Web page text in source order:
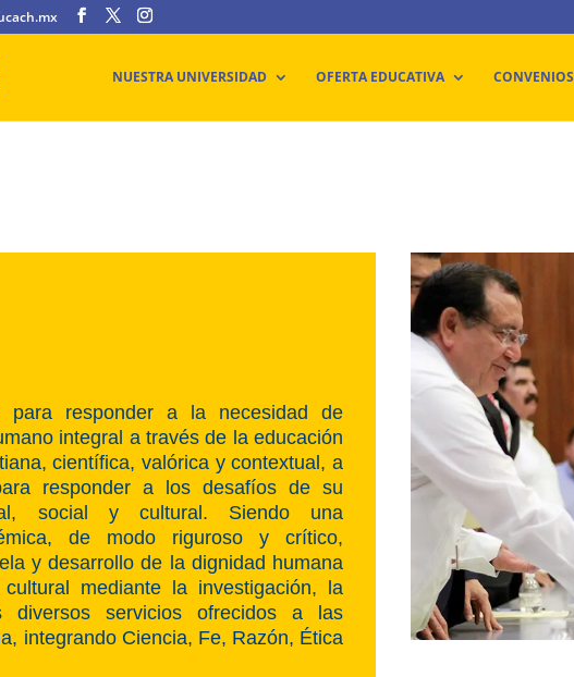
NUESTRA UNIVERSIDAD OFERTA EDUCATIVA CONVENIOS
para responder a la necesidad de
integral a través de la educación
científica, valórica y contextual, a
responder a los desafíos de su
social y cultural. Siendo una
de modo riguroso y crítico,
y desarrollo de la dignidad humana
mediante la investigación, la
diversos servicios ofrecidos a las
integrando Ciencia, Fe, Razón, Ética